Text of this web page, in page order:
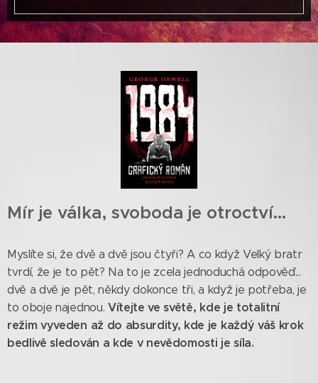
Mír je válka, svoboda je otroctví...
Myslíte si, že dvě a dvě jsou čtyři? A co když Velký bratr
tvrdí, že je to pět? Na to je zcela jednoduchá odpověď...
dvě a dvě je pět, někdy dokonce tři, a když je potřeba, je
to oboje najednou. Vítejte ve světě, kde je totalitní
režim vyveden až do absurdity, kde je každý váš krok
bedlivě sledován a kde v nevědomosti je síla.